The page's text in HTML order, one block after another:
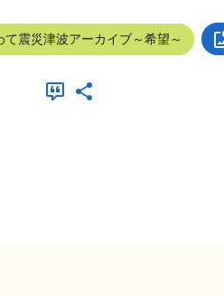
て震災津波アーカイブ～希望～